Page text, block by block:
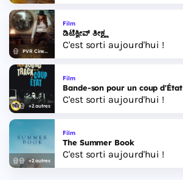
PVR Cinemas
Film
ಡಿಟೆಕ್ವೀವ್ ತೀಕ್ಷ್ಣ
C'est sorti aujourd'hui !
+2 autres
Film
Bande-son pour un coup d'État
C'est sorti aujourd'hui !
+2 autres
Film
The Summer Book
C'est sorti aujourd'hui !